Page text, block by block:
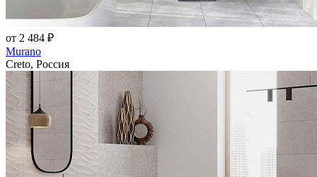
от 2 484 ₽
Murano
Creto, Россия